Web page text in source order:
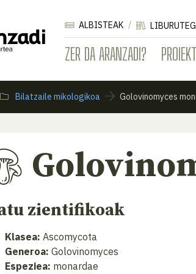
ZER DA ARANZADI?
ALBISTEAK
Bilatzaile mikologikoa Golovinomyces
zientifikoak
Klasea: Ascomycota
Generoa: Golovinomyces
Espeziea: monardae